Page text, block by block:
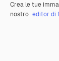
Crea le tue
nostro editor di